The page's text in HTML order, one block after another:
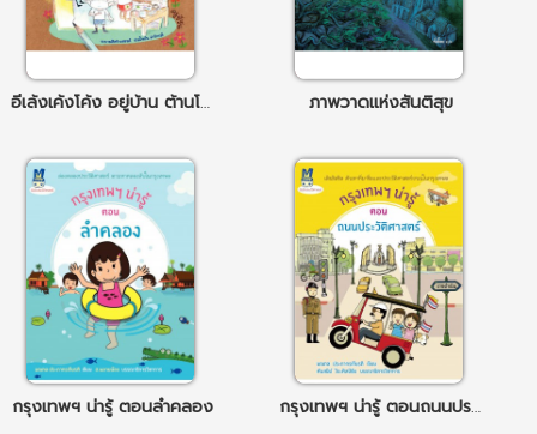
อีเล้งเค้งโค้ง อยู่บ้าน ต้านโควิด ภาพวาดแห่งสันติสุข
กรุงเทพฯ น่ารู้ ตอนลำคลอง กรุงเทพฯ น่ารู้ ตอนถนนประวัติศาสตร์